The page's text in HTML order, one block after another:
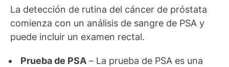
La detección de rutina del cáncer de próstata
comienza con un análisis de sangre de PSA y
puede incluir un examen rectal.
Prueba de PSA – La prueba de PSA es una